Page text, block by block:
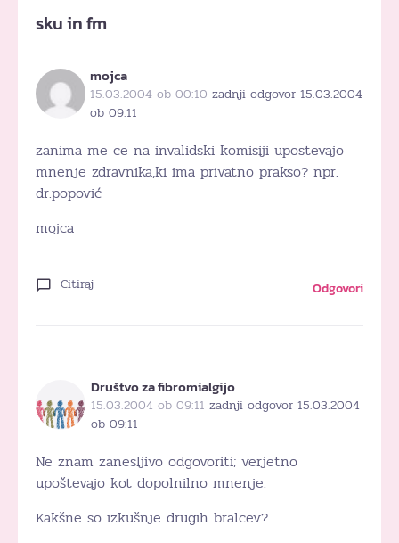
sku in fm
mojca
15.03.2004 ob 00:10 zadnji odgovor 15.03.2004
ob 09:11
zanima me ce na invalidski komisiji upostevajo
mnenje zdravnika,ki ima privatno prakso? npr.
dr.popović
mojca
Citiraj Odgovori
Društvo za fibromialgijo
15.03.2004 ob 09:11 zadnji odgovor 15.03.2004
ob 09:11
Ne znam zanesljivo odgovoriti; verjetno
upoštevajo kot dopolnilno mnenje.
Kakšne so izkušnje drugih bralcev?